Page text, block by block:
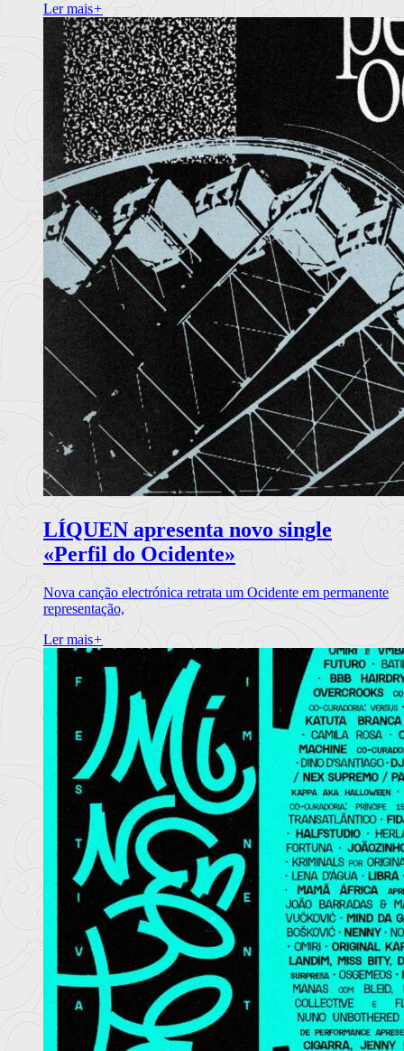
Ler mais+
LÍQUEN apresenta novo single
«Perfil do Ocidente»
Nova canção electrónica retrata um Ocidente em permanente
representação,
Ler mais+